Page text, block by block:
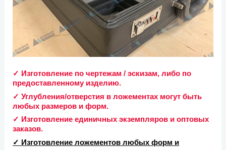
✓ Изготовление по чертежам / эскизам, либо по
предоставленному изделию.
✓ Углубления/отверстия в ложементах могут быть
любых размеров и форм.
✓ Изготовление единичных экземпляров и оптовых
заказов.
✓ Изготовление ложементов любых форм и